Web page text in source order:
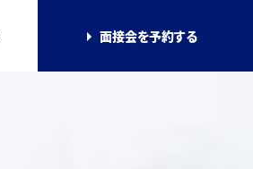
面接会を予約する